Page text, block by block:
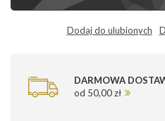
Dodaj do ulubionych
DARMOWA
od 50,00 zł